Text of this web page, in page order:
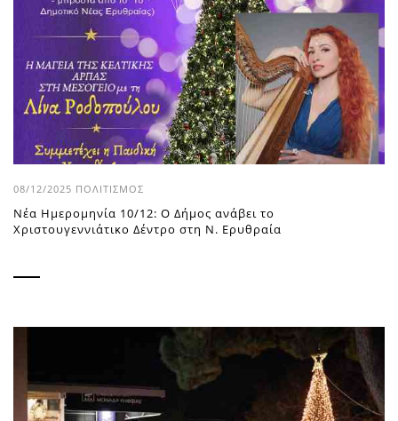
08/12/2025 ΠΟΛΙΤΙΣΜΌΣ
Νέα Ημερομηνία 10/12: Ο Δήμος ανάβει το
Χριστουγεννιάτικο Δέντρο στη Ν. Ερυθραία